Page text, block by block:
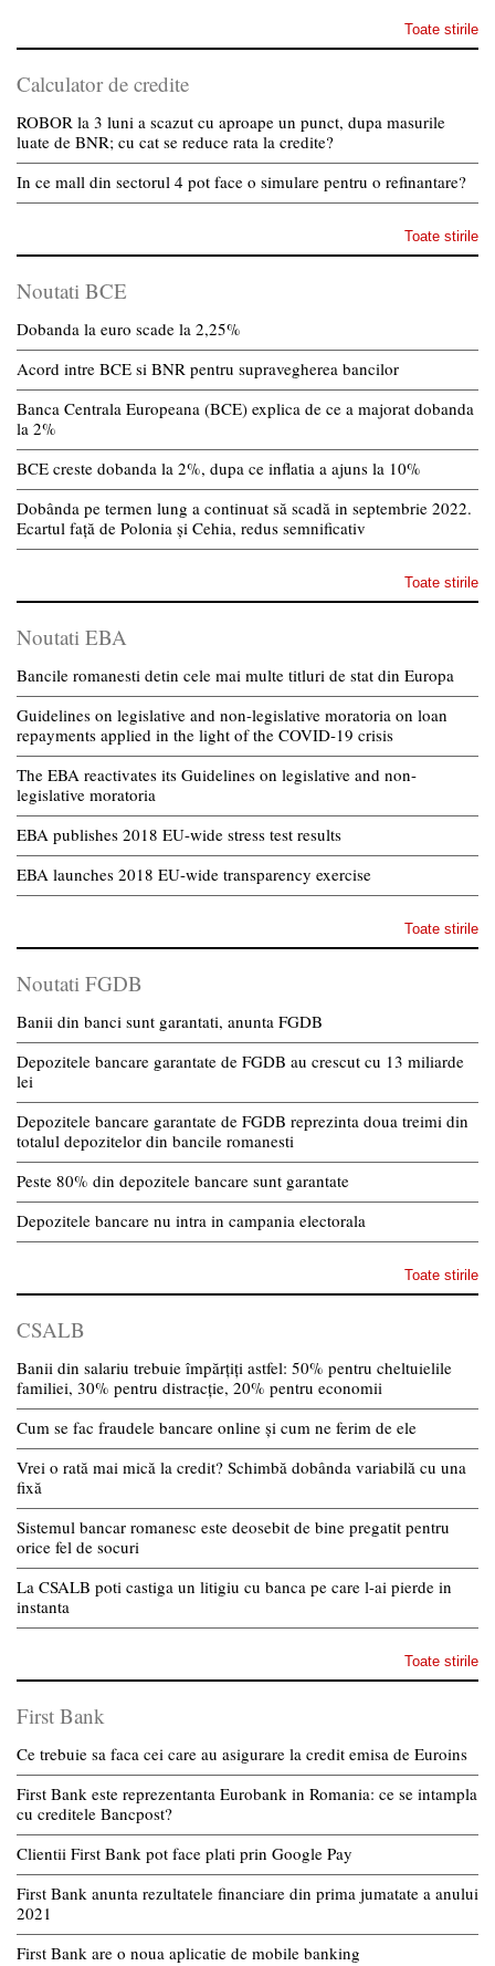
Toate stirile
Calculator de credite
ROBOR la 3 luni a scazut cu aproape un punct, dupa masurile
luate de BNR; cu cat se reduce rata la credite?
In ce mall din sectorul 4 pot face o simulare pentru o refinantare?
Toate stirile
Noutati BCE
Dobanda la euro scade la 2,25%
Acord intre BCE si BNR pentru supravegherea bancilor
Banca Centrala Europeana (BCE) explica de ce a majorat dobanda
la 2%
BCE creste dobanda la 2%, dupa ce inflatia a ajuns la 10%
Dobânda pe termen lung a continuat să scadă in septembrie 2022.
Ecartul față de Polonia și Cehia, redus semnificativ
Toate stirile
Noutati EBA
Bancile romanesti detin cele mai multe titluri de stat din Europa
Guidelines on legislative and non-legislative moratoria on loan
repayments applied in the light of the COVID-19 crisis
The EBA reactivates its Guidelines on legislative and non-
legislative moratoria
EBA publishes 2018 EU-wide stress test results
EBA launches 2018 EU-wide transparency exercise
Toate stirile
Noutati FGDB
Banii din banci sunt garantati, anunta FGDB
Depozitele bancare garantate de FGDB au crescut cu 13 miliarde
lei
Depozitele bancare garantate de FGDB reprezinta doua treimi din
totalul depozitelor din bancile romanesti
Peste 80% din depozitele bancare sunt garantate
Depozitele bancare nu intra in campania electorala
Toate stirile
CSALB
Banii din salariu trebuie împărțiți astfel: 50% pentru cheltuielile
familiei, 30% pentru distracție, 20% pentru economii
Cum se fac fraudele bancare online și cum ne ferim de ele
Vrei o rată mai mică la credit? Schimbă dobânda variabilă cu una
fixă
Sistemul bancar romanesc este deosebit de bine pregatit pentru
orice fel de socuri
La CSALB poti castiga un litigiu cu banca pe care l-ai pierde in
instanta
Toate stirile
First Bank
Ce trebuie sa faca cei care au asigurare la credit emisa de Euroins
First Bank este reprezentanta Eurobank in Romania: ce se intampla
cu creditele Bancpost?
Clientii First Bank pot face plati prin Google Pay
First Bank anunta rezultatele financiare din prima jumatate a anului
2021
First Bank are o noua aplicatie de mobile banking